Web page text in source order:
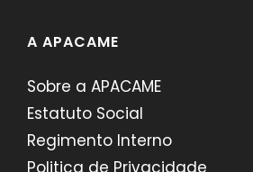
A APACAME
Sobre a APACAME
Estatuto Social
Regimento Interno
Politica de Privacidade